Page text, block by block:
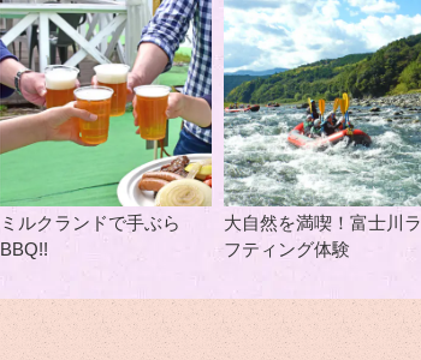
ミルクランドで手ぶら
BBQ!!
大自然を満喫！富士川ラ
フティング体験